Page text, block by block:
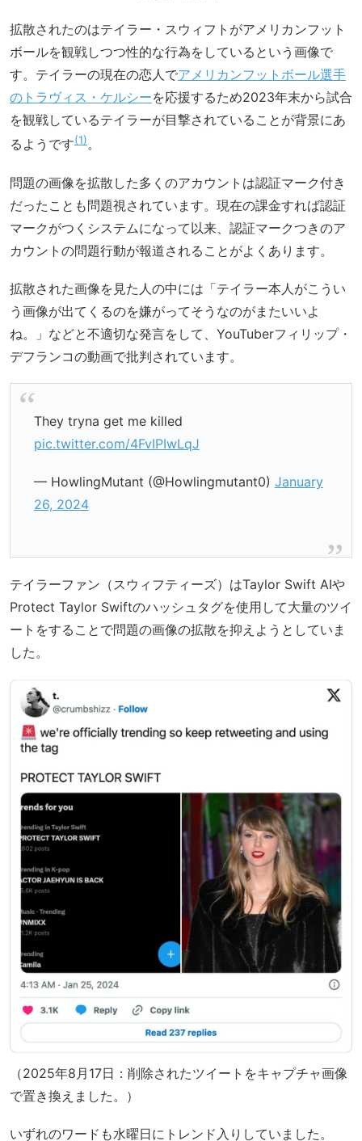
拡散されたのはテイラー・スウィフトがアメリカンフット
ボールを観戦しつつ性的な行為をしているという画像で
す。テイラーの現在の恋人でアメリカンフットボール選手
のトラヴィス・ケルシーを応援するため2023年末から試合
を観戦しているテイラーが目撃されていることが背景にあ
るようです 1 。
問題の画像を拡散した多くのアカウントは認証マーク付き
だったことも問題視されています。現在の課金すれば認証
マークがつくシステムになって以来、認証マークつきのア
カウントの問題行動が報道されることがよくあります。
拡散された画像を見た人の中には「テイラー本人がこうい
う画像が出てくるのを嫌がってそうなのがまたいいよ
ね。」などと不適切な発言をして、YouTuberフィリップ・
デフランコの動画で批判されています。
They tryna get me killed
pic.twitter.com/4FvIPIwLqJ
— HowlingMutant (@Howlingmutant0) January
26, 2024
テイラーファン（スウィフティーズ）はTaylor Swift AIや
Protect Taylor Swiftのハッシュタグを使用して大量のツイ
ートをすることで問題の画像の拡散を抑えようとしていま
した。
（2025年8月17日：削除されたツイートをキャプチャ画像
で置き換えました。）
いずれのワードも水曜日にトレンド入りしていました。